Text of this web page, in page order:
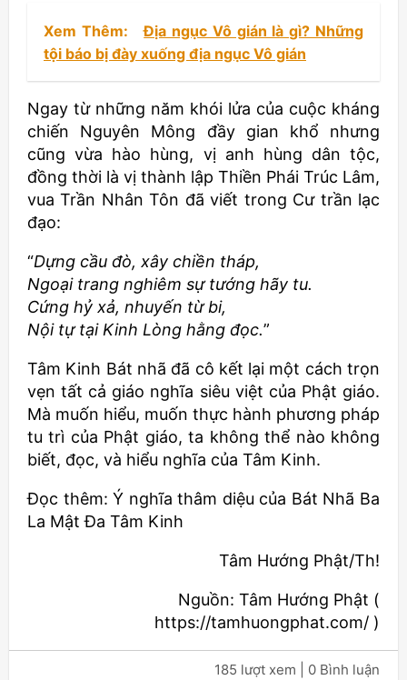
Xem Thêm:
Địa ngục Vô gián là gì? Những
tội báo bị đày xuống địa ngục Vô gián
Ngay từ những năm khói lửa của cuộc kháng
chiến Nguyên Mông đầy gian khổ nhưng
cũng vừa hào hùng, vị anh hùng dân tộc,
đồng thời là vị thành lập Thiền Phái Trúc Lâm,
vua Trần Nhân Tôn đã viết trong Cư trần lạc
đạo:
“Dựng cầu đò, xây chiền tháp,
Ngoại trang nghiêm sự tướng hãy tu.
Cứng hỷ xả, nhuyến từ bi,
Nội tự tại Kinh Lòng hằng đọc.”
Tâm Kinh Bát nhã đã cô kết lại một cách trọn
vẹn tất cả giáo nghĩa siêu việt của Phật giáo.
Mà muốn hiểu, muốn thực hành phương pháp
tu trì của Phật giáo, ta không thể nào không
biết, đọc, và hiểu nghĩa của Tâm Kinh.
Đọc thêm: Ý nghĩa thâm diệu của Bát Nhã Ba
La Mật Đa Tâm Kinh
Tâm Hướng Phật/Th!
Nguồn: Tâm Hướng Phật (
https://tamhuongphat.com/ )
185 lượt xem | 0 Bình luận